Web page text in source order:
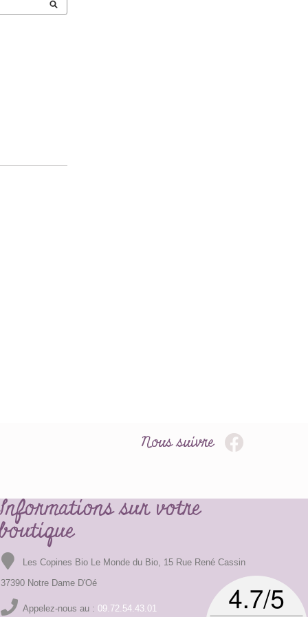
Nous suivre
sur votre
Les Copines Bio Le Monde du Bio, 15 Rue René Cassin
37390 Notre Dame D'Oé
Appelez-nous au : 09.72.54.43.01